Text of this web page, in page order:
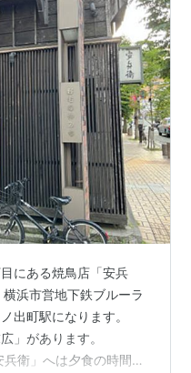
にある焼鳥店「安兵
浜市営地下鉄ブルーラ
出町駅になります。
」があります。
衛」へは夕食の時間帯